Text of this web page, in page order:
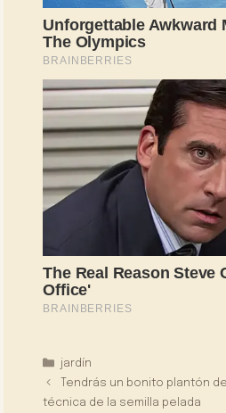
Categorías
jardín
Tendrás un bonito plantón
técnica de la semilla pelada